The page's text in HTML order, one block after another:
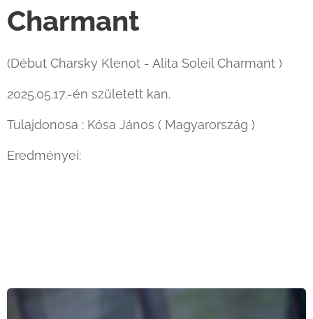
Charmant
(Début Charsky Klenot - Alita Soleil Charmant )
2025.05.17.-én született kan.
Tulajdonosa : Kósa János ( Magyarország )
Eredményei: